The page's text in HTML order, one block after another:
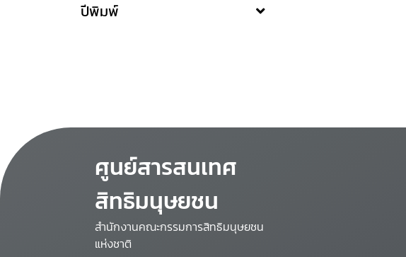
ปีพิมพ์
ศูนย์สารสนเทศ
สิทธิมนุษยชน
สำนักงานคณะกรรมการสิทธิมนุษยชน
แห่งชาติ